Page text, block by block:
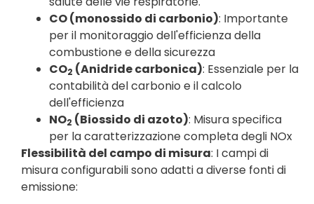
CO (monossido di carbonio): Importante
per il monitoraggio dell'efficienza della
combustione e della sicurezza
CO2 (Anidride carbonica): Essenziale per la
contabilità del carbonio e il calcolo
dell'efficienza
NO2 (Biossido di azoto): Misura specifica
per la caratterizzazione completa degli NOx
Flessibilità del campo di misura: I campi di
misura configurabili sono adatti a diverse fonti di
emissione: